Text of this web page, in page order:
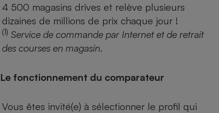
4 500 magasins drives et relève plusieurs
dizaines de millions de prix chaque jour !
(1) Service de commande par Internet et de retrait
des courses en magasin.
Le fonctionnement du comparateur
Vous êtes invité(e) à sélectionner le profil qui